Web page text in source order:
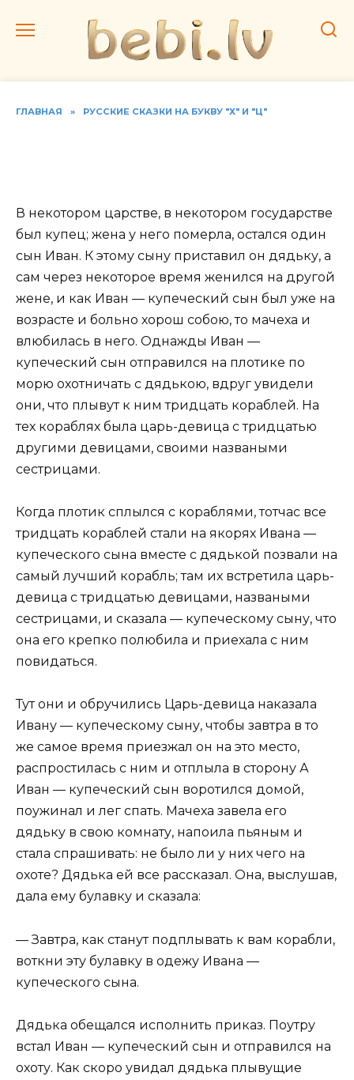
ГЛАВНАЯ » РУССКИЕ СКАЗКИ НА БУКВУ "Х" И "Ц"
В некотором царстве, в некотором государстве
был купец; жена у него померла, остался один
сын Иван. К этому сыну приставил он дядьку, а
сам через некоторое время женился на другой
жене, и как Иван — купеческий сын был уже на
возрасте и больно хорош собою, то мачеха и
влюбилась в него. Однажды Иван —
купеческий сын отправился на плотике по
морю охотничать с дядькою, вдруг увидели
они, что плывут к ним тридцать кораблей. На
тех кораблях была царь-девица с тридцатью
другими девицами, своими назваными
сестрицами.
Когда плотик сплылся с кораблями, тотчас все
тридцать кораблей стали на якорях Ивана —
купеческого сына вместе с дядькой позвали на
самый лучший корабль; там их встретила царь-
девица с тридцатью девицами, назваными
сестрицами, и сказала — купеческому сыну, что
она его крепко полюбила и приехала с ним
повидаться.
Тут они и обручились Царь-девица наказала
Ивану — купеческому сыну, чтобы завтра в то
же самое время приезжал он на это место,
распростилась с ним и отплыла в сторону А
Иван — купеческий сын воротился домой,
поужинал и лег спать. Мачеха завела его
дядьку в свою комнату, напоила пьяным и
стала спрашивать: не было ли у них чего на
охоте? Дядька ей все рассказал. Она, выслушав,
дала ему булавку и сказала:
— Завтра, как станут подплывать к вам корабли,
воткни эту булавку в одежу Ивана —
купеческого сына.
Дядька обещался исполнить приказ. Поутру
встал Иван — купеческий сын и отправился на
охоту. Как скоро увидал дядька плывущие